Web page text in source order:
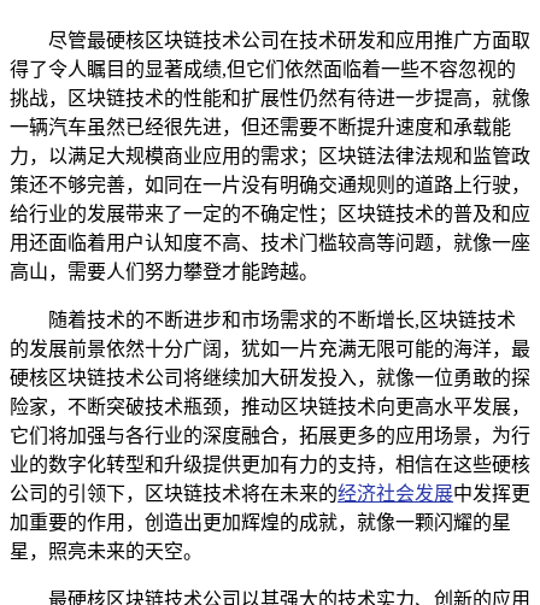
尽管最硬核区块链技术公司在技术研发和应用推广方面取
得了令人瞩目的显著成绩,但它们依然面临着一些不容忽视的
挑战，区块链技术的性能和扩展性仍然有待进一步提高，就像
一辆汽车虽然已经很先进，但还需要不断提升速度和承载能
力，以满足大规模商业应用的需求；区块链法律法规和监管政
策还不够完善，如同在一片没有明确交通规则的道路上行驶，
给行业的发展带来了一定的不确定性；区块链技术的普及和应
用还面临着用户认知度不高、技术门槛较高等问题，就像一座
高山，需要人们努力攀登才能跨越。
随着技术的不断进步和市场需求的不断增长,区块链技术
的发展前景依然十分广阔，犹如一片充满无限可能的海洋，最
硬核区块链技术公司将继续加大研发投入，就像一位勇敢的探
险家，不断突破技术瓶颈，推动区块链技术向更高水平发展，
它们将加强与各行业的深度融合，拓展更多的应用场景，为行
业的数字化转型和升级提供更加有力的支持，相信在这些硬核
公司的引领下，区块链技术将在未来的经济社会发展中发挥更
加重要的作用，创造出更加辉煌的成就，就像一颗闪耀的星
星，照亮未来的天空。
最硬核区块链技术公司以其强大的技术实力、创新的应用